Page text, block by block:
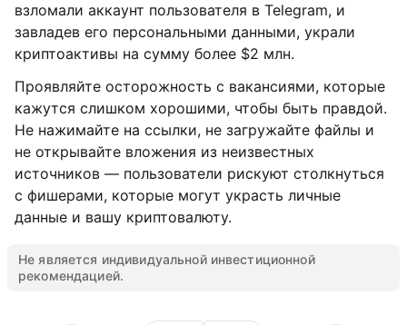
взломали аккаунт пользователя в Telegram, и
завладев его персональными данными, украли
криптоактивы на сумму более $2 млн.
Проявляйте осторожность с вакансиями, которые
кажутся слишком хорошими, чтобы быть правдой.
Не нажимайте на ссылки, не загружайте файлы и
не открывайте вложения из неизвестных
источников — пользователи рискуют столкнуться
с фишерами, которые могут украсть личные
данные и вашу криптовалюту.
Не является индивидуальной инвестиционной
рекомендацией.